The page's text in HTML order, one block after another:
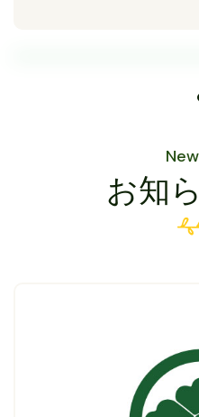
お知